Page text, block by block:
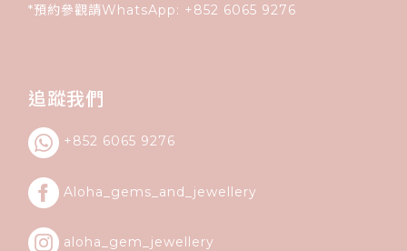
*預約參觀請WhatsApp: +852 6065 9276
追蹤我們
+852 6065 9276
Aloha_gems_and_ jewellery
aloha_gem_jewellery